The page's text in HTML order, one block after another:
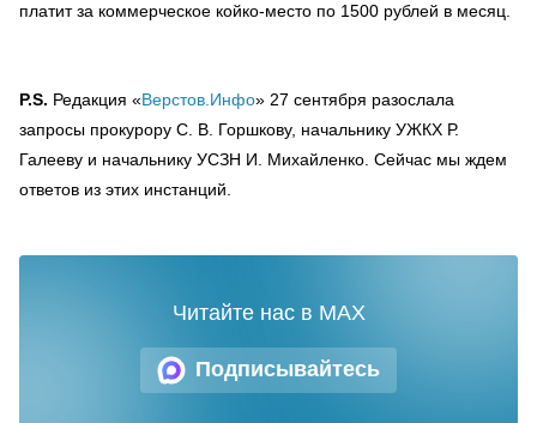
платит за коммерческое койко-место по 1500 рублей в месяц.
P.S. Редакция «Верстов.Инфо» 27 сентября разослала
запросы прокурору С. В. Горшкову, начальнику УЖКХ Р.
Галееву и начальнику УСЗН И. Михайленко. Сейчас мы ждем
ответов из этих инстанций.
Подписывайтесь
Читайте нас в MAX